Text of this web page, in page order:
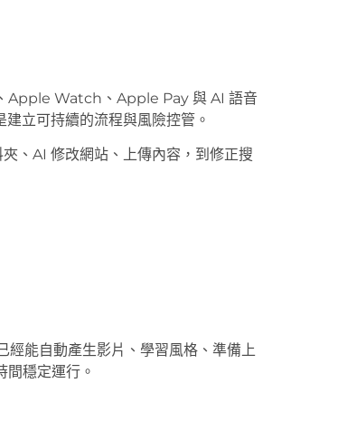
Apple Watch、Apple Pay 與 AI 語音
立可持續的流程與風險控管。
、AI 修改網站、上傳內容，到修正搜
能自動產生影片、學習風格、準備上
穩定運行。